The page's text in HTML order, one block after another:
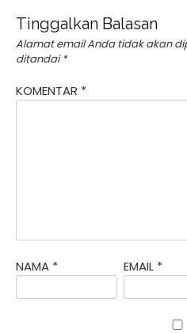
Tinggalkan Balasan
Alamat email Anda tidak akan
ditandai*
KOMENTAR *
NAMA * EMAIL *